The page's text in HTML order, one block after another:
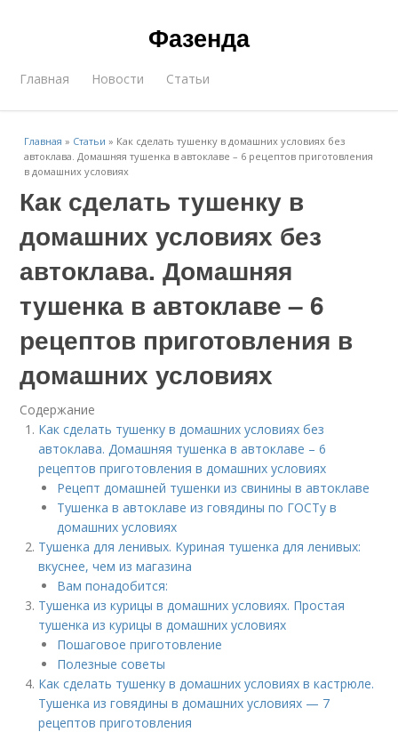
Фазенда
Главная Новости Статьи
Главная » Статьи » Как сделать тушенку в домашних условиях без
автоклава. Домашняя тушенка в автоклаве – 6 рецептов приготовления
в домашних условиях
Как сделать тушенку в
домашних условиях без
автоклава. Домашняя
тушенка в автоклаве – 6
рецептов приготовления в
домашних условиях
Содержание
Как сделать тушенку в домашних условиях без
автоклава. Домашняя тушенка в автоклаве – 6
рецептов приготовления в домашних условиях
Рецепт домашней тушенки из свинины в автоклаве
Тушенка в автоклаве из говядины по ГОСТу в
домашних условиях
Тушенка для ленивых. Куриная тушенка для ленивых:
вкуснее, чем из магазина
Вам понадобится:
Тушенка из курицы в домашних условиях. Простая
тушенка из курицы в домашних условиях
Пошаговое приготовление
Полезные советы
Как сделать тушенку в домашних условиях в кастрюле.
Тушенка из говядины в домашних условиях — 7
рецептов приготовления